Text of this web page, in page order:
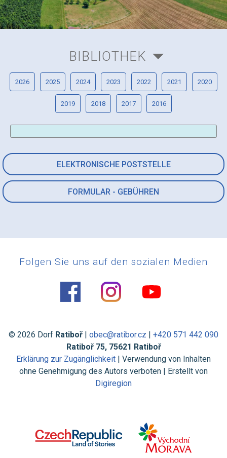
ELEKTRONISCHE POSTSTELLE
FORMULAR - GEBÜHREN
BIBLIOTHEK
2026 2025 2024 2023 2022 2021 2020
2019 2018 2017 2016
Folgen Sie uns auf den sozialen Medien
© 2026 Dorf Ratiboř | obec@ratibor.cz | +420 571 442 090
Ratiboř 75, 75621 Ratiboř
Erklärung zur Zugänglichkeit | Verwendung von Inhalten
ohne Genehmigung des Autors verboten | Erstellt von
Digiregion